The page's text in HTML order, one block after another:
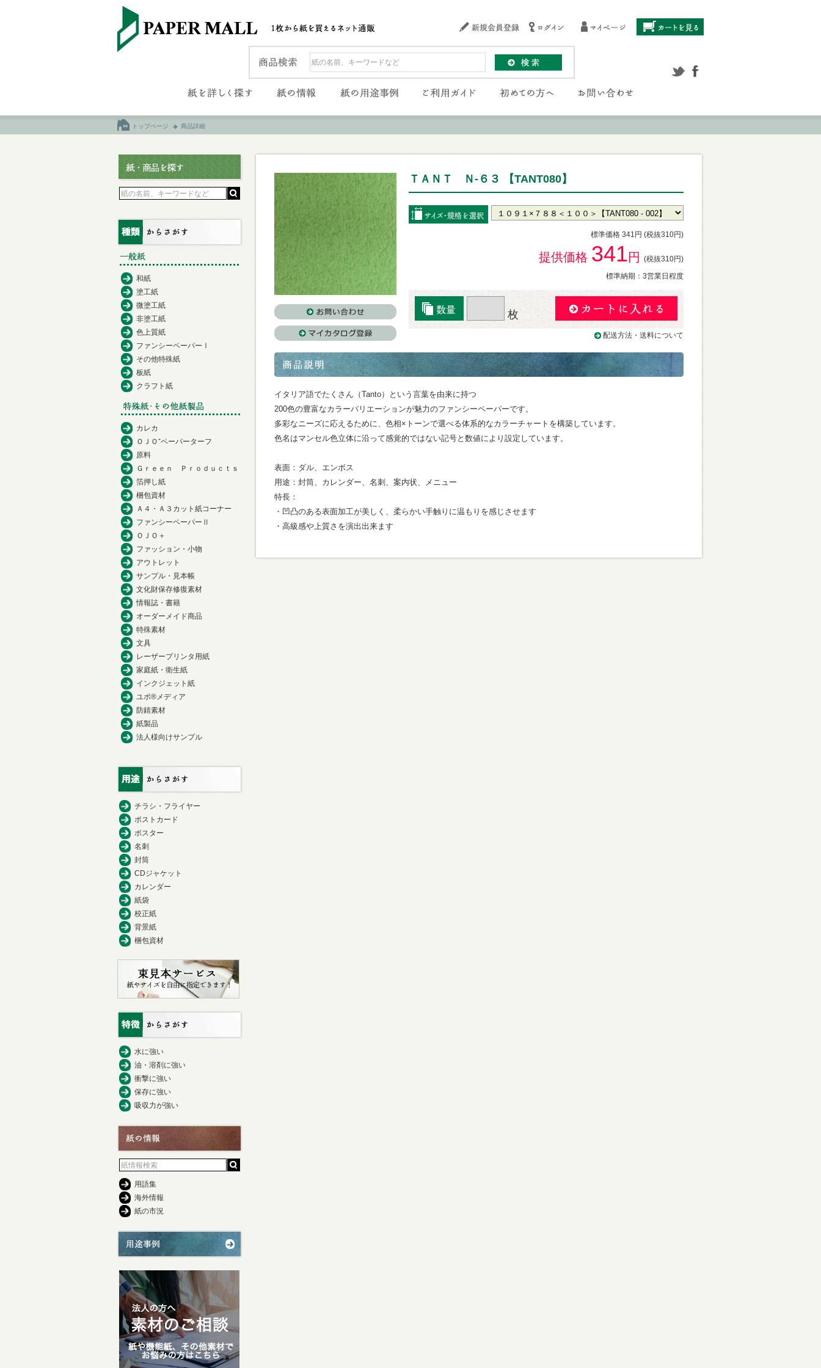
トップページ 商品詳細
ＴＡＮＴ Ｎ-６３ 【TANT080】
標準価格 341円 (税抜310円)
提供価格 341円
(税抜310円)
標準納期：3営業日程度
枚
配送方法・送料について
イタリア語でたくさん（Tanto）という言葉を由来に持つ
200色の豊富なカラーバリエーションが魅力のファンシーペーパーです。
多彩なニーズに応えるために、色相×トーンで選べる体系的なカラーチャートを構築しています。
色名はマンセル色立体に沿って感覚的ではない記号と数値により設定しています。
表面：ダル、エンボス
用途：封筒、カレンダー、名刺、案内状、メニュー
特長：
・凹凸のある表面加工が美しく、柔らかい手触りに温もりを感じさせます
・高級感や上質さを演出出来ます
和紙
塗工紙
微塗工紙
非塗工紙
色上質紙
ファンシーペーパーⅠ
その他特殊紙
板紙
クラフト紙
カレカ
ＯＪＯ⁺ペーパーターフ
原料
Ｇｒｅｅｎ Ｐｒｏｄｕｃｔｓ
箔押し紙
梱包資材
Ａ４・Ａ３カット紙コーナー
ファンシーペーパーⅡ
ＯＪＯ＋
ファッション・小物
アウトレット
サンプル・見本帳
文化財保存修復素材
情報誌・書籍
オーダーメイド商品
特殊素材
文具
レーザープリンタ用紙
家庭紙・衛生紙
インクジェット紙
ユポ®メディア
防錆素材
紙製品
法人様向けサンプル
チラシ・フライヤー
ポストカード
ポスター
名刺
封筒
CDジャケット
カレンダー
紙袋
校正紙
背景紙
梱包資材
水に強い
油・溶剤に強い
衝撃に強い
保存に強い
吸収力が強い
用語集
海外情報
紙の市況